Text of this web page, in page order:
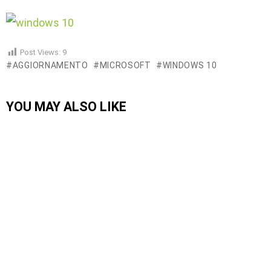
Post Views: 9
AGGIORNAMENTO MICROSOFT WINDOWS 10
YOU MAY ALSO LIKE